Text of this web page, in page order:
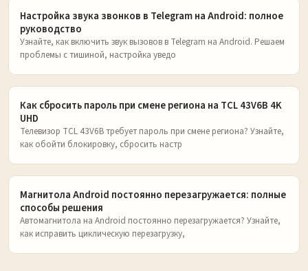
Настройка звука звонков в Telegram на Android: полное
руководство
Узнайте, как включить звук вызовов в Telegram на Android. Решаем
проблемы с тишиной, настройка уведо
Как сбросить пароль при смене региона на TCL 43V6B 4K
UHD
Телевизор TCL 43V6B требует пароль при смене региона? Узнайте,
как обойти блокировку, сбросить настр
Магнитола Android постоянно перезагружается: полные
способы решения
Автомагнитола на Android постоянно перезагружается? Узнайте,
как исправить циклическую перезагрузку,